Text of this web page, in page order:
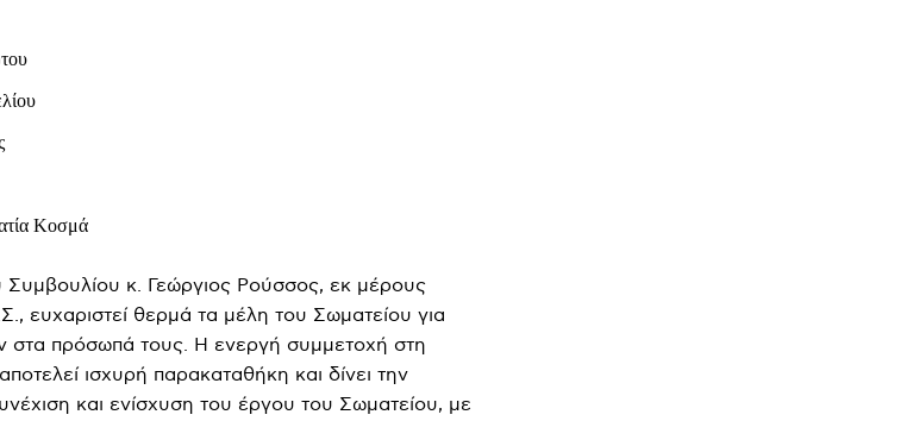
Κοσμά
Συμβουλίου κ. Γεώργιος Ρούσσος, εκ μέρους
ευχαριστεί θερμά τα μέλη του Σωματείου για
στα πρόσωπά τους. Η ενεργή συμμετοχή στη
ισχυρή παρακαταθήκη και δίνει την
και ενίσχυση του έργου του Σωματείου, με